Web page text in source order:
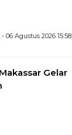
- 06 Agustus 2026 15:58
Gelar